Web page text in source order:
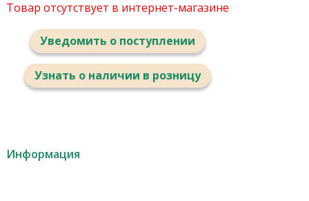
Товар отсутствует в интернет-магазине
Уведомить о поступлении
Узнать о наличии в розницу
Информация